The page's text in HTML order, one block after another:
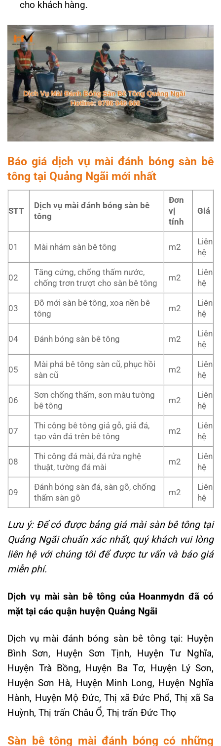
cho khách hàng.
Báo giá dịch vụ mài đánh bóng sàn bê
tông tại Quảng Ngãi mới nhất
STT
Dịch vụ mài đánh bóng sàn bê
tông
Đơn
vị
tính
Giá
01 Mài nhám sàn bê tông m2
Liên
hệ
02
Tăng cứng, chống thấm nước,
chống trơn trượt cho sàn bê tông
m2
Liên
hệ
03
Đỗ mới sàn bê tông, xoa nền bê
tông
m2
Liên
hệ
04 Đánh bóng sàn bê tông m2
Liên
hệ
05
Mài phá bê tông sàn cũ, phục hồi
sàn cũ
m2
Liên
hệ
06
Sơn chống thấm, sơn màu tường
bê tông
m2
Liên
hệ
07
Thi công bê tông giả gỗ, giả đá,
tạo vân đá trên bê tông
m2
Liên
hệ
08
Thi công đá mài, đá rửa nghệ
thuật, tường đá mài
m2
Liên
hệ
09
Đánh bóng sàn đá, sàn gỗ, chống
thấm sàn gỗ
m2
Liên
hệ
Lưu ý: Để có được bảng giá mài sàn bê tông tại
Quảng Ngãi chuẩn xác nhất, quý khách vui lòng
liên hệ với chúng tôi để được tư vấn và báo giá
miễn phí.
Dịch vụ mài sàn bê tông của Hoanmydn đã có
mặt tại các quận huyện Quảng Ngãi
Dịch vụ mài đánh bóng sàn bê tông tại: Huyện
Bình Sơn, Huyện Sơn Tịnh, Huyện Tư Nghĩa,
Huyện Trà Bồng, Huyện Ba Tơ, Huyện Lý Sơn,
Huyện Sơn Hà, Huyện Minh Long, Huyện Nghĩa
Hành, Huyện Mộ Đức, Thị xã Đức Phổ, Thị xã Sa
Huỳnh, Thị trấn Châu Ổ, Thị trấn Đức Thọ
Sàn bê tông mài đánh bóng có những